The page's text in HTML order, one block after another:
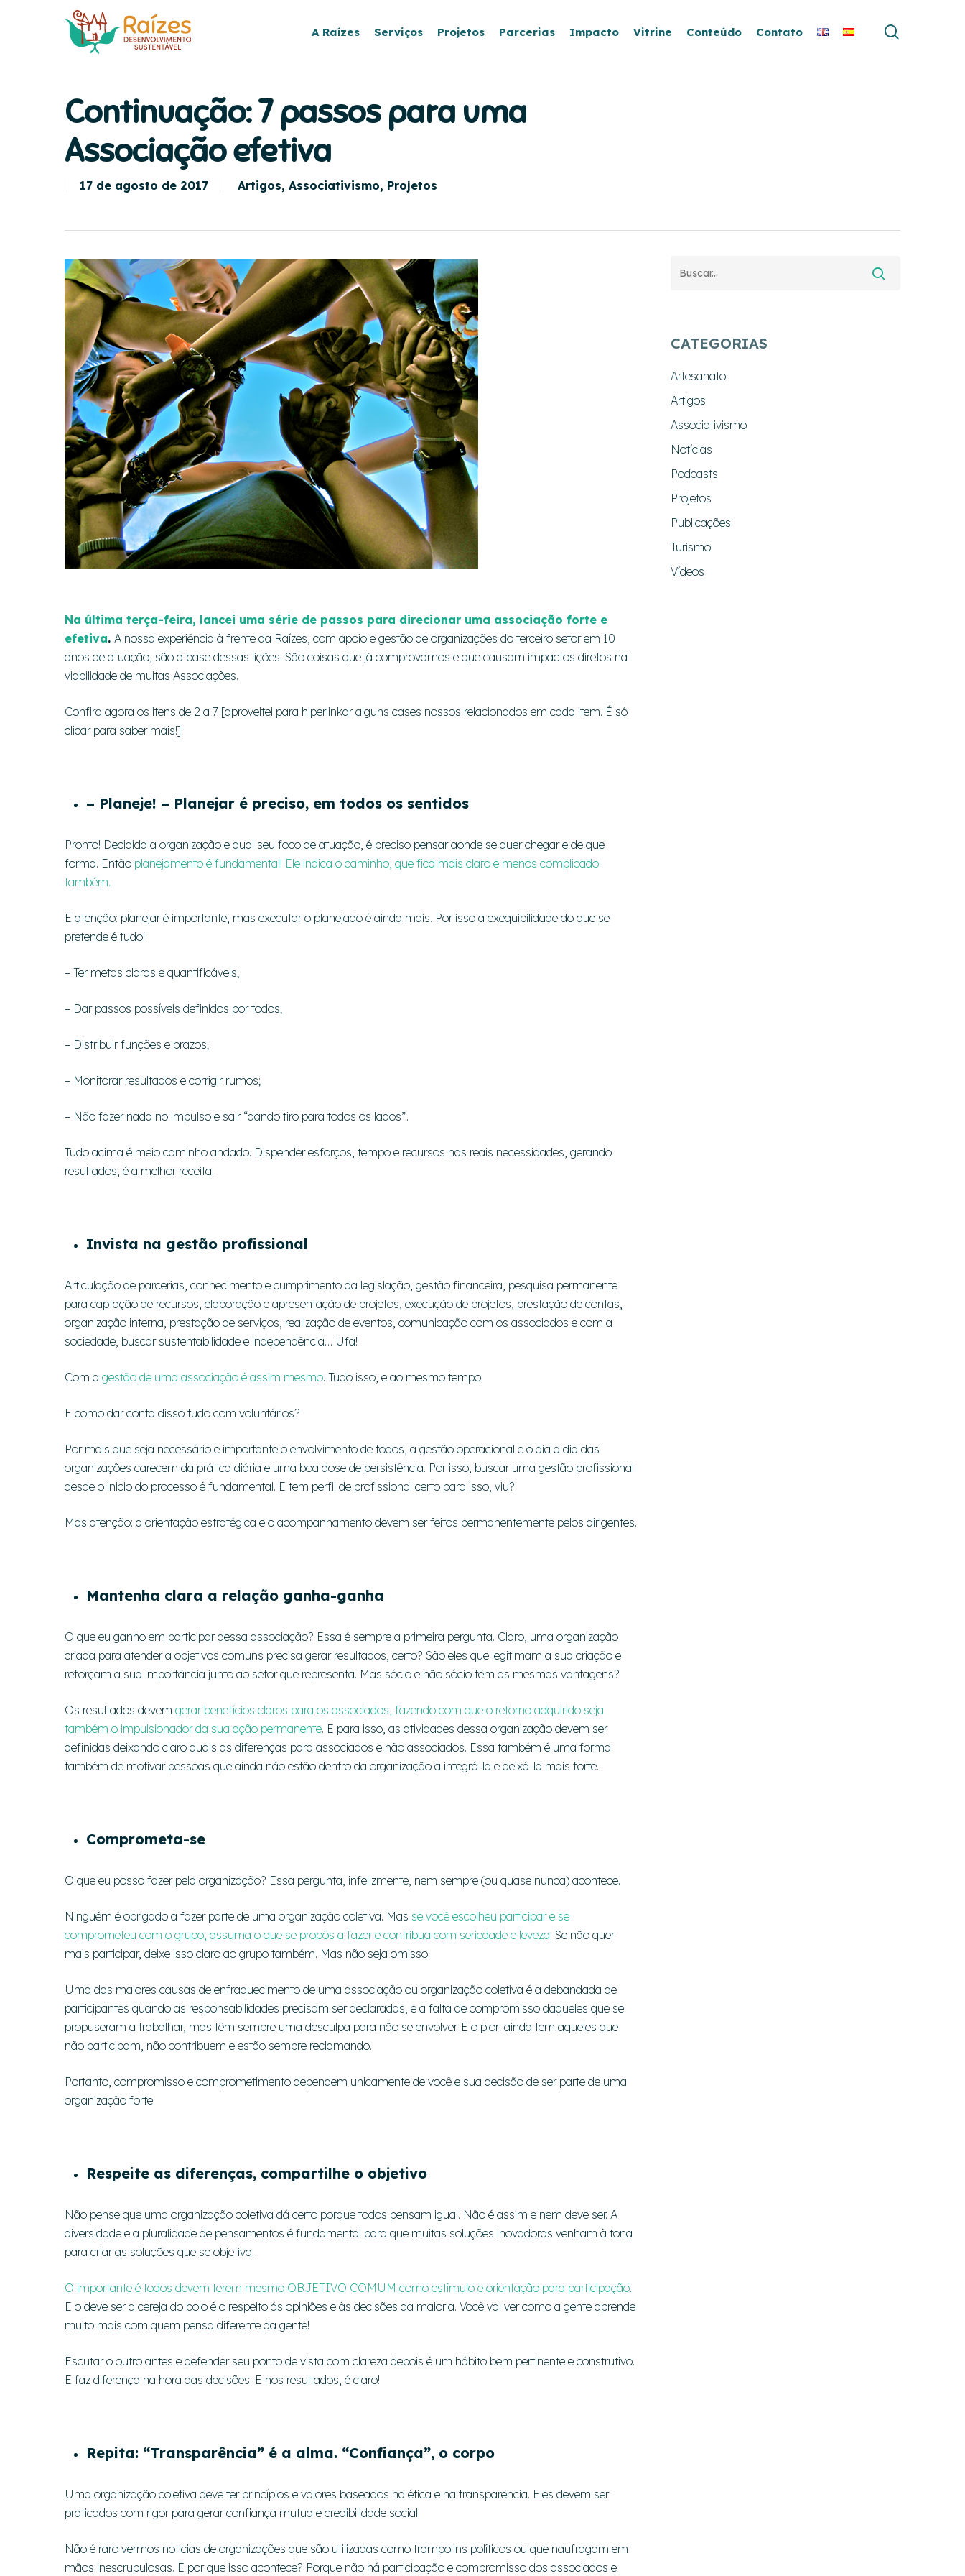
A Raízes Serviços Projetos Parcerias Impacto Vitrine Conteúdo Contato
Continuação: 7 passos para uma
Associação efetiva
17 de agosto de 2017 Artigos, Associativismo, Projetos
Na última terça-feira, lancei uma série de passos para direcionar uma associação forte e
efetiva. A nossa experiência à frente da Raízes, com apoio e gestão de organizações do terceiro setor em 10
anos de atuação, são a base dessas lições. São coisas que já comprovamos e que causam impactos diretos na
viabilidade de muitas Associações.
Confira agora os itens de 2 a 7 [aproveitei para hiperlinkar alguns cases nossos relacionados em cada item. É só
clicar para saber mais!]:
– Planeje! – Planejar é preciso, em todos os sentidos
Pronto! Decidida a organização e qual seu foco de atuação, é preciso pensar aonde se quer chegar e de que
forma. Então planejamento é fundamental! Ele indica o caminho, que fica mais claro e menos complicado
também.
E atenção: planejar é importante, mas executar o planejado é ainda mais. Por isso a exequibilidade do que se
pretende é tudo!
– Ter metas claras e quantificáveis;
– Dar passos possíveis definidos por todos;
– Distribuir funções e prazos;
– Monitorar resultados e corrigir rumos;
– Não fazer nada no impulso e sair “dando tiro para todos os lados”.
Tudo acima é meio caminho andado. Dispender esforços, tempo e recursos nas reais necessidades, gerando
resultados, é a melhor receita.
Invista na gestão profissional
Articulação de parcerias, conhecimento e cumprimento da legislação, gestão financeira, pesquisa permanente
para captação de recursos, elaboração e apresentação de projetos, execução de projetos, prestação de contas,
organização interna, prestação de serviços, realização de eventos, comunicação com os associados e com a
sociedade, buscar sustentabilidade e independência… Ufa!
Com a gestão de uma associação é assim mesmo. Tudo isso, e ao mesmo tempo.
E como dar conta disso tudo com voluntários?
Por mais que seja necessário e importante o envolvimento de todos, a gestão operacional e o dia a dia das
organizações carecem da prática diária e uma boa dose de persistência. Por isso, buscar uma gestão profissional
desde o inicio do processo é fundamental. E tem perfil de profissional certo para isso, viu?
Mas atenção: a orientação estratégica e o acompanhamento devem ser feitos permanentemente pelos dirigentes.
Mantenha clara a relação ganha-ganha
O que eu ganho em participar dessa associação? Essa é sempre a primeira pergunta. Claro, uma organização
criada para atender a objetivos comuns precisa gerar resultados, certo? São eles que legitimam a sua criação e
reforçam a sua importância junto ao setor que representa. Mas sócio e não sócio têm as mesmas vantagens?
Os resultados devem gerar benefícios claros para os associados, fazendo com que o retorno adquirido seja
também o impulsionador da sua ação permanente. E para isso, as atividades dessa organização devem ser
definidas deixando claro quais as diferenças para associados e não associados. Essa também é uma forma
também de motivar pessoas que ainda não estão dentro da organização a integrá-la e deixá-la mais forte.
Comprometa-se
O que eu posso fazer pela organização? Essa pergunta, infelizmente, nem sempre (ou quase nunca) acontece.
Ninguém é obrigado a fazer parte de uma organização coletiva. Mas se você escolheu participar e se
comprometeu com o grupo, assuma o que se propôs a fazer e contribua com seriedade e leveza. Se não quer
mais participar, deixe isso claro ao grupo também. Mas não seja omisso.
Uma das maiores causas de enfraquecimento de uma associação ou organização coletiva é a debandada de
participantes quando as responsabilidades precisam ser declaradas, e a falta de compromisso daqueles que se
propuseram a trabalhar, mas têm sempre uma desculpa para não se envolver. E o pior: ainda tem aqueles que
não participam, não contribuem e estão sempre reclamando.
Portanto, compromisso e comprometimento dependem unicamente de você e sua decisão de ser parte de uma
organização forte.
Respeite as diferenças, compartilhe o objetivo
Não pense que uma organização coletiva dá certo porque todos pensam igual. Não é assim e nem deve ser. A
diversidade e a pluralidade de pensamentos é fundamental para que muitas soluções inovadoras venham à tona
para criar as soluções que se objetiva.
O importante é todos devem terem mesmo OBJETIVO COMUM como estímulo e orientação para participação.
E o deve ser a cereja do bolo é o respeito ás opiniões e às decisões da maioria. Você vai ver como a gente aprende
muito mais com quem pensa diferente da gente!
Escutar o outro antes e defender seu ponto de vista com clareza depois é um hábito bem pertinente e construtivo.
E faz diferença na hora das decisões. E nos resultados, é claro!
Repita: “Transparência” é a alma. “Confiança”, o corpo
Uma organização coletiva deve ter princípios e valores baseados na ética e na transparência. Eles devem ser
praticados com rigor para gerar confiança mutua e credibilidade social.
Não é raro vermos noticias de organizações que são utilizadas como trampolins políticos ou que naufragam em
mãos inescrupulosas. E por que isso acontece? Porque não há participação e compromisso dos associados e
CATEGORIAS
Artesanato
Artigos
Associativismo
Notícias
Podcasts
Projetos
Publicações
Turismo
Vídeos